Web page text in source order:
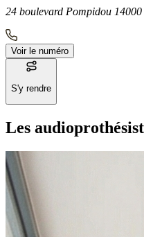
24 boulevard Pompidou
Voir le numéro
S'y rendre
Les